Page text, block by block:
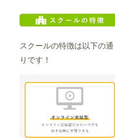
スクールの特徴は以下の通
りです！